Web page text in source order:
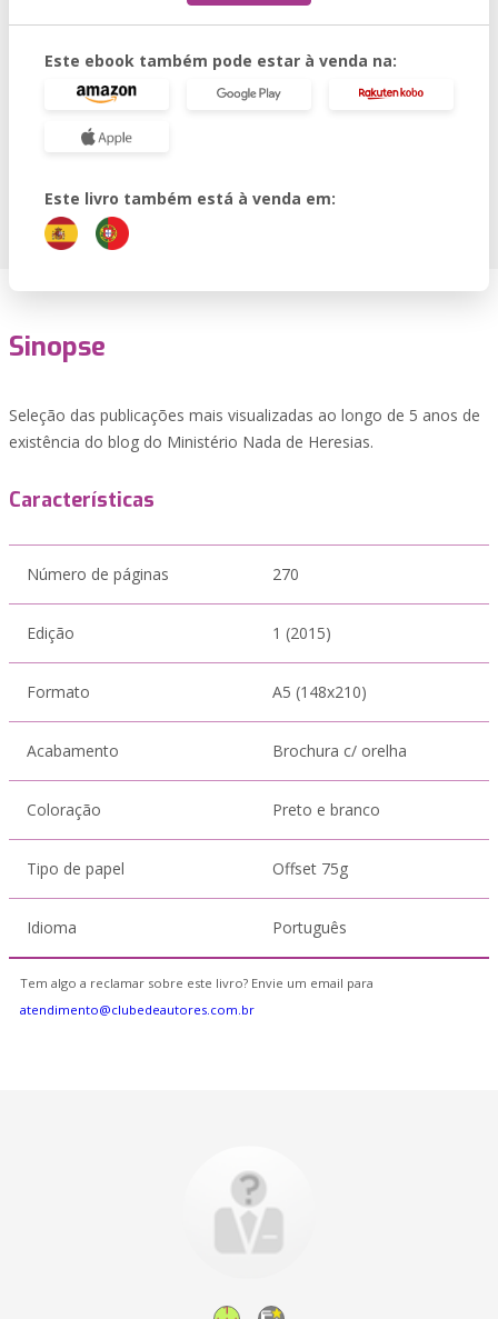
Este ebook também pode estar à venda na:
Este livro também está à venda em:
Sinopse
Seleção das publicações mais visualizadas ao longo de 5 anos de
existência do blog do Ministério Nada de Heresias.
Características
Número de páginas 270
Edição 1 (2015)
Formato A5 (148x210)
Acabamento Brochura c/ orelha
Coloração Preto e branco
Tipo de papel Offset 75g
Idioma Português
Tem algo a reclamar sobre este livro? Envie um email para
atendimento@clubedeautores.com.br